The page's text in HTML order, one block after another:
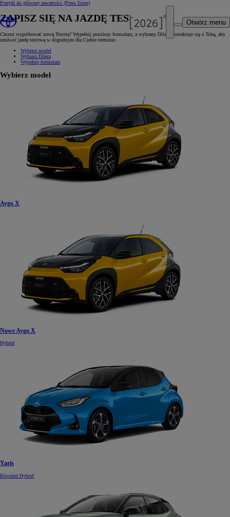
Przejdź do głównej zawartości (Press Enter)
Otwórz menu
ZAPISZ SIĘ NA JAZDĘ TESTOWĄ
Chcesz wypróbować nową Toyotę? Wypełnij poniższy formularz, a wybrany Diler skontaktuje się z Tobą, aby
umówić jazdę testową w dogodnym dla Ciebie terminie.
Wybierz model
Wybierz Dilera
Wypełnij formularz
Wybierz model
Aygo X
Nowe Aygo X
Hybrid
Yaris
Również Hybrid